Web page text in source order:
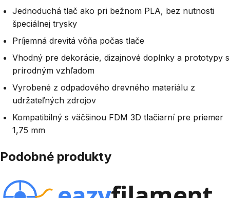
Jednoduchá tlač ako pri bežnom PLA, bez nutnosti
špeciálnej trysky
Príjemná drevitá vôňa počas tlače
Vhodný pre dekorácie, dizajnové doplnky a prototypy s
prírodným vzhľadom
Vyrobené z odpadového drevného materiálu z
udržateľných zdrojov
Kompatibilný s väčšinou FDM 3D tlačiarní pre priemer
1,75 mm
Podobné produkty